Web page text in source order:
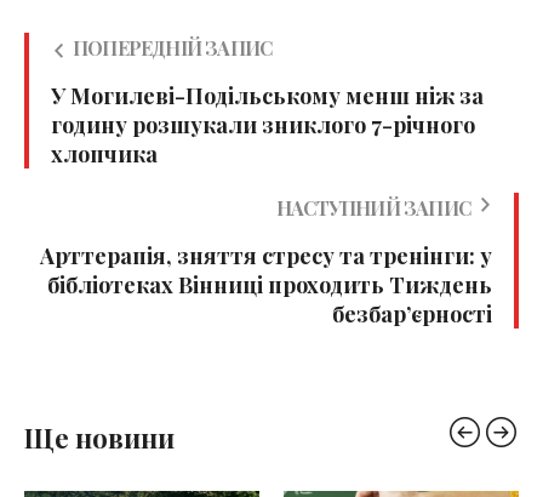
ПОПЕРЕДНІЙ ЗАПИС
У Могилеві-Подільському менш ніж за
годину розшукали зниклого 7-річного
хлопчика
НАСТУПНИЙ ЗАПИС
Арттерапія, зняття стресу та тренінги: у
бібліотеках Вінниці проходить Тиждень
безбар’єрності
Ще новини